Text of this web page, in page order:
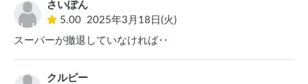
さいぽん
5.00 2025年3月18日(火)
スーパーが撤退していなければ‥
クルピー